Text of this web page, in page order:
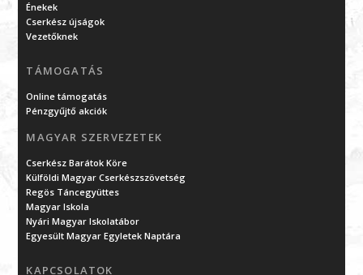
Énekek
Cserkész újságok
Vezetőknek
TÁMOGATÁS
Online támogatás
Pénzgyűjtő akciók
MAGYAR SZERVEZETEK
Cserkész Barátok Köre
Külföldi Magyar Cserkészszövetség
Regös Táncegyüttes
Magyar Iskola
Nyári Magyar Iskolatábor
Egyesült Magyar Egyletek Naptára
KAPCSOLATOK